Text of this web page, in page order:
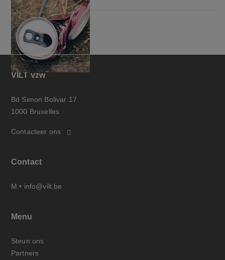
VILT vzw
Bd Simon Bolivar 17
1000 Bruxelles
Contacteer ons
Contact
M • info@vilt.be
Menu
Steun ons
Partners